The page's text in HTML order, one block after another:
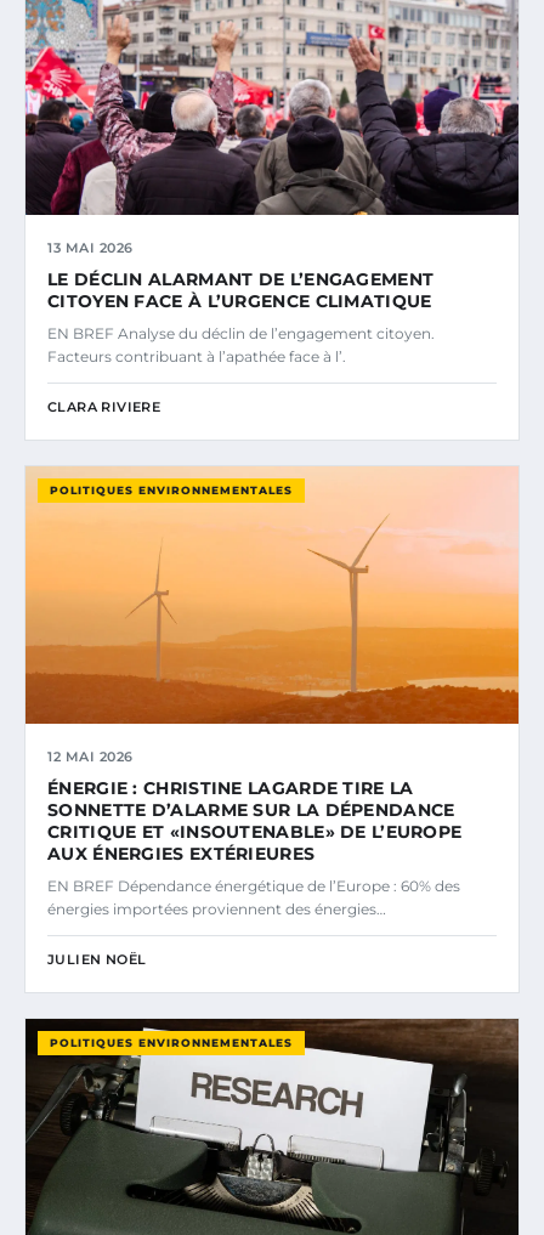
13 MAI 2026
LE DÉCLIN ALARMANT DE L’ENGAGEMENT
CITOYEN FACE À L’URGENCE CLIMATIQUE
EN BREF Analyse du déclin de l’engagement citoyen.
Facteurs contribuant à l’apathée face à l’.
CLARA RIVIERE
POLITIQUES ENVIRONNEMENTALES
12 MAI 2026
ÉNERGIE : CHRISTINE LAGARDE TIRE LA
SONNETTE D’ALARME SUR LA DÉPENDANCE
CRITIQUE ET «INSOUTENABLE» DE L’EUROPE
AUX ÉNERGIES EXTÉRIEURES
EN BREF Dépendance énergétique de l’Europe : 60% des
énergies importées proviennent des énergies…
JULIEN NOËL
POLITIQUES ENVIRONNEMENTALES